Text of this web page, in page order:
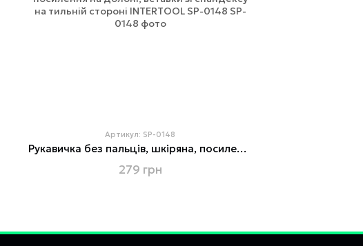
Артикул: SP-0148
Рукавичка без пальців, шкіряна, посилення на долоні, вставки зі спандексу на тильній стороні INTERTOOL SP-0148
279 грн